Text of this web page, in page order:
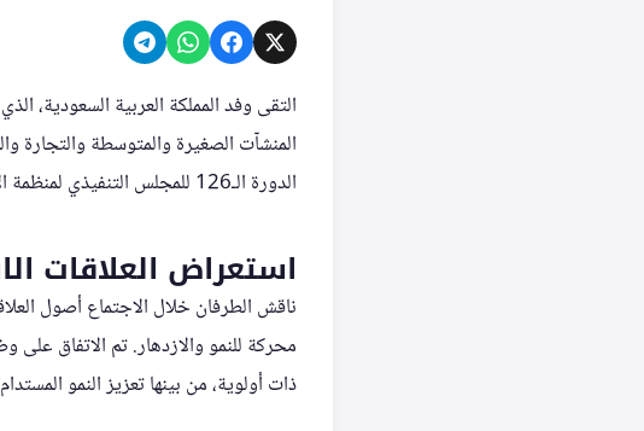
التقى وفد المملكة العربية السعودية،
المنشآت الصغيرة والمتوسطة والتجارة
الدورة الـ126 للمجلس التنفيذي لمنظمة الأمم المتحدة للسياحة.
استعراض العلاقات
ناقش الطرفان خلال الاجتماع أصول
محركة للنمو والازدهار. تم الاتفاق
ذات أولوية، من بينها تعزيز النمو